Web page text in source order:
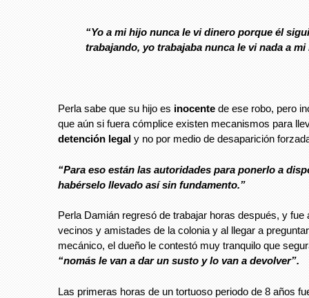
“Yo a mi hijo nunca le vi dinero porque él
trabajando, yo trabajaba nunca le vi nada a mi
Perla sabe que su hijo es inocente de ese robo, pero
que aún si fuera cómplice existen mecanismos para
detención legal y no por medio de desaparición
“Para eso están las autoridades para ponerlo a
habérselo llevado así sin fundamento.”
Perla Damián regresó de trabajar horas después, y fue
vecinos y amistades de la colonia y al llegar a
mecánico, el dueño le contestó muy tranquilo que
“nomás le van a dar un susto y lo van a devolver”.
Las primeras horas de un tortuoso periodo de 8 años